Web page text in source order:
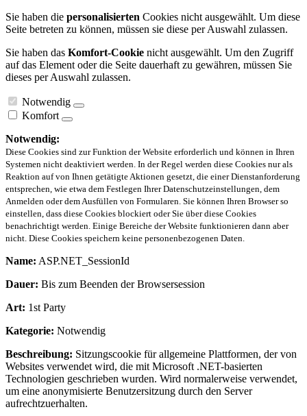
Sie haben die personalisierten Cookies nicht ausgewählt. Um diese
Seite betreten zu können, müssen sie diese per Auswahl zulassen.
Sie haben das Komfort-Cookie nicht ausgewählt. Um den Zugriff
auf das Element oder die Seite dauerhaft zu gewähren, müssen Sie
dieses per Auswahl zulassen.
Notwendig
Komfort
Notwendig:
Diese Cookies sind zur Funktion der Website erforderlich und können in Ihren
Systemen nicht deaktiviert werden. In der Regel werden diese Cookies nur als
Reaktion auf von Ihnen getätigte Aktionen gesetzt, die einer Dienstanforderung
entsprechen, wie etwa dem Festlegen Ihrer Datenschutzeinstellungen, dem
Anmelden oder dem Ausfüllen von Formularen. Sie können Ihren Browser so
einstellen, dass diese Cookies blockiert oder Sie über diese Cookies
benachrichtigt werden. Einige Bereiche der Website funktionieren dann aber
nicht. Diese Cookies speichern keine personenbezogenen Daten.
Name: ASP.NET_SessionId
Dauer: Bis zum Beenden der Browsersession
Art: 1st Party
Kategorie: Notwendig
Beschreibung: Sitzungscookie für allgemeine Plattformen, der von
Websites verwendet wird, die mit Microsoft .NET-basierten
Technologien geschrieben wurden. Wird normalerweise verwendet,
um eine anonymisierte Benutzersitzung durch den Server
aufrechtzuerhalten.